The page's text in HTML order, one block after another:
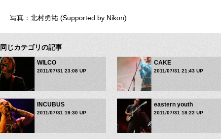
写真：北村勇祐 (Supported by Nikon)
同じカテゴリの記事
WILCO
2011/07/31 23:08 UP
CAKE
2011/07/31 21:43 UP
INCUBUS
2011/07/31 19:30 UP
eastern youth
2011/07/31 18:22 UP